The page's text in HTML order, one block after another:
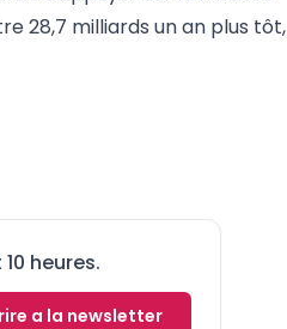
28,7 milliards un an plus tôt,
heures.
a la newsletter